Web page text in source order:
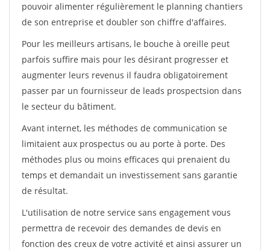
pouvoir alimenter régulièrement le planning chantiers
de son entreprise et doubler son chiffre d'affaires.
Pour les meilleurs artisans, le bouche à oreille peut
parfois suffire mais pour les désirant progresser et
augmenter leurs revenus il faudra obligatoirement
passer par un fournisseur de leads prospectsion dans
le secteur du bâtiment.
Avant internet, les méthodes de communication se
limitaient aux prospectus ou au porte à porte. Des
méthodes plus ou moins efficaces qui prenaient du
temps et demandait un investissement sans garantie
de résultat.
L'utilisation de notre service sans engagement vous
permettra de recevoir des demandes de devis en
fonction des creux de votre activité et ainsi assurer un